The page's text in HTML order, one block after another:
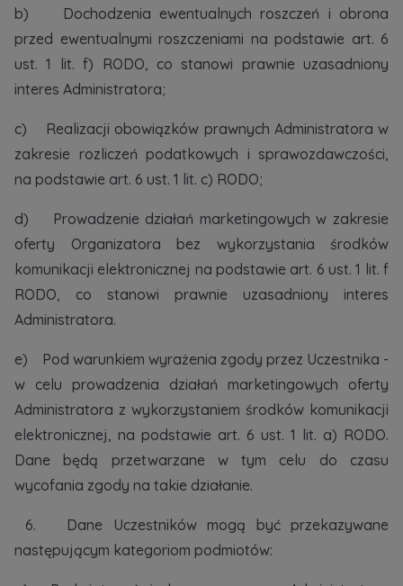
marketingowych, które wynikają z prawnie
uzasadnionych interesów realizowanych przez
Dane o aktywności na naszej stronie mogą być
Twoje dane są współadministrowane przez
spółki z Grupy Kapitałowej Murapol
tym jak przetwarzamy dane, wykorzystujemy
cookies i jakie przysługują Ci prawa znajdziesz
b) Dochodzenia ewentualnych roszczeń i obrona
przed ewentualnymi roszczeniami na podstawie art. 6
ust. 1 lit. f) RODO, co stanowi prawnie uzasadniony
interes Administratora;
c) Realizacji obowiązków prawnych Administratora w
zakresie rozliczeń podatkowych i sprawozdawczości,
na podstawie art. 6 ust. 1 lit. c) RODO;
d) Prowadzenie działań marketingowych w zakresie
oferty Organizatora bez wykorzystania środków
komunikacji elektronicznej na podstawie art. 6 ust. 1 lit. f
RODO, co stanowi prawnie uzasadniony interes
Administratora.
e) Pod warunkiem wyrażenia zgody przez Uczestnika -
w celu prowadzenia działań marketingowych oferty
Administratora z wykorzystaniem środków komunikacji
elektronicznej, na podstawie art. 6 ust. 1 lit. a) RODO.
Dane będą przetwarzane w tym celu do czasu
wycofania zgody na takie działanie.
6. Dane Uczestników mogą być przekazywane
następującym kategoriom podmiotów: